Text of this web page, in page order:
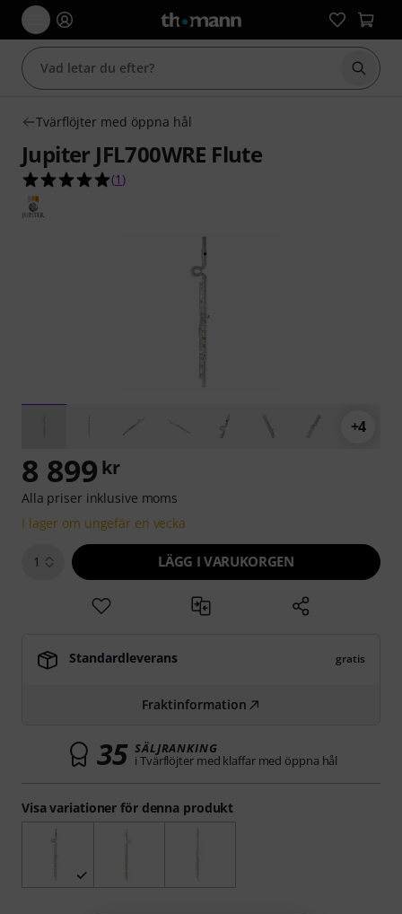
Börja
Tvärflöjter med öppna hål
Jupiter JFL700WRE Flute
5.0 av 5 stjärnor från 1 kundbetyg
(1 )
+4
Visa variationer för denna produkt
8 899 kr
Alla priser inklusive moms
I lager om ungefär en vecka
1 LÄGG I VARUKORGEN
Standardleverans gratis
Fraktinformation
35 SÄLJRANKING
i Tvärflöjter med klaffar med öppna hål